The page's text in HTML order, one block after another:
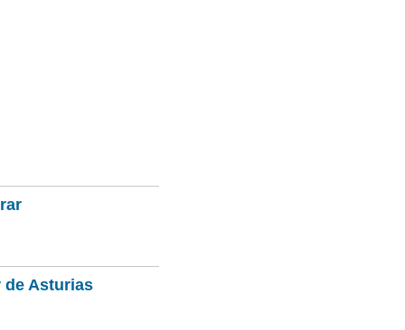
de Asturias